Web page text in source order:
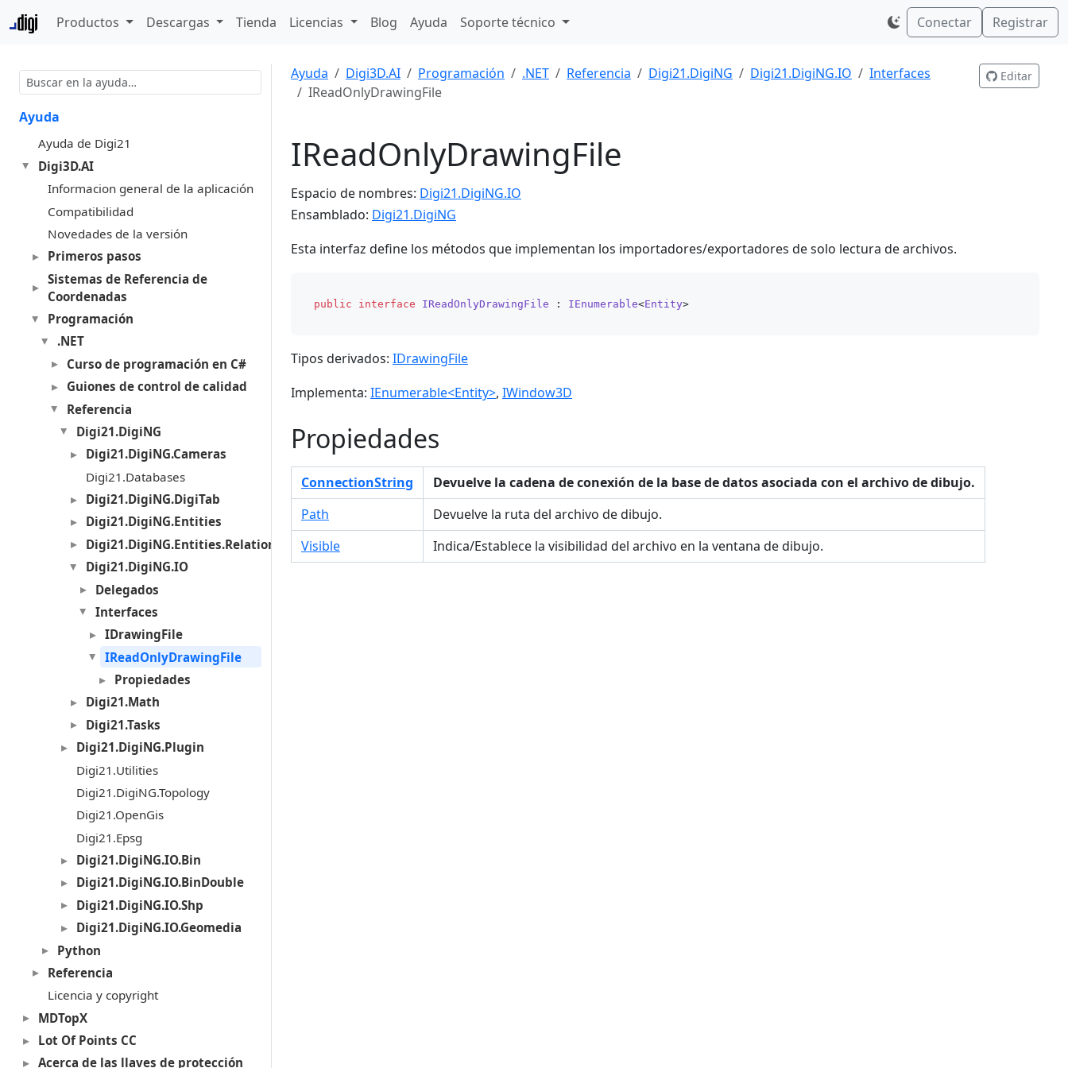
Productos Descargas Tienda Licencias Blog Ayuda Soporte técnico Conectar Registrar
Ayuda
Ayuda de Digi21
Digi3D.AI
Informacion general de la aplicación
Compatibilidad
Novedades de la versión
Primeros pasos
Sistemas de Referencia de
Coordenadas
Programación
.NET
Curso de programación en C#
Guiones de control de calidad
Referencia
Digi21.DigiNG
Digi21.DigiNG.Cameras
Digi21.Databases
Digi21.DigiNG.DigiTab
Digi21.DigiNG.Entities
Digi21.DigiNG.Entities.Relations
Digi21.DigiNG.IO
Delegados
Interfaces
IDrawingFile
IReadOnlyDrawingFile
Propiedades
Digi21.Math
Digi21.Tasks
Digi21.DigiNG.Plugin
Digi21.Utilities
Digi21.DigiNG.Topology
Digi21.OpenGis
Digi21.Epsg
Digi21.DigiNG.IO.Bin
Digi21.DigiNG.IO.BinDouble
Digi21.DigiNG.IO.Shp
Digi21.DigiNG.IO.Geomedia
Python
Referencia
Licencia y copyright
MDTopX
Lot Of Points CC
Acerca de las llaves de protección
Ayuda Digi3D.AI Programación .NET Referencia Digi21.DigiNG Digi21.DigiNG.IO
Interfaces
IReadOnlyDrawingFile
Editar
IReadOnlyDrawingFile
Espacio de nombres: Digi21.DigiNG.IO
Ensamblado: Digi21.DigiNG
Esta interfaz define los métodos que implementan los importadores/exportadores de solo lectura de archivos.
public interface IReadOnlyDrawingFile : IEnumerable<Entity >
Tipos derivados: IDrawingFile
Implementa: IEnumerable<Entity>, IWindow3D
Propiedades
ConnectionString
Devuelve la cadena de conexión de la base de datos asociada con el archivo de dibujo.
Path
Devuelve la ruta del archivo de dibujo.
Visible
Indica/Establece la visibilidad del archivo en la ventana de dibujo.